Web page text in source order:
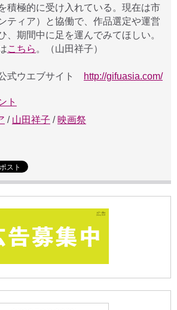
積極的に受け入れている。現在は市
ティア）と協働で、作品選定や運営
、期間中に足を運んでみてほしい。
こちら 。（山田祥子）
式ウエブサイト http://gifuasia.com/
ト
/ 山田祥子 / 映画祭